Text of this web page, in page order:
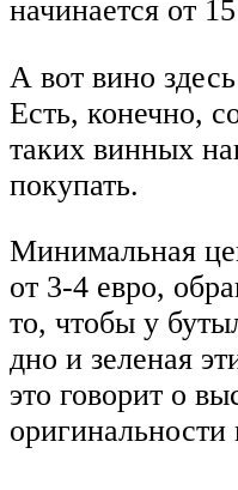
начинается от
А вот вино
Есть, конечно,
таких винных
покупать.
Минимальная
от 3-4 евро,
то, чтобы у
дно и зеленая
это говорит о
оригинальности